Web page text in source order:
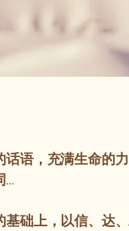
语，充满生命的力
…
础上，以信、达